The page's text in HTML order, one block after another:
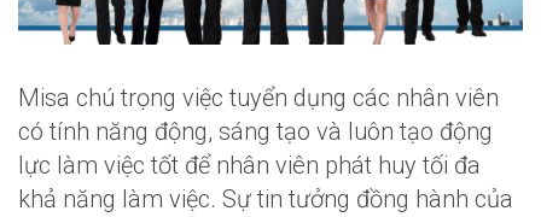
Misa chú trọng việc tuyển dụng các nhân viên
có tính năng động, sáng tạo và luôn tạo động
lực làm việc tốt để nhân viên phát huy tối đa
khả năng làm việc. Sự tin tưởng đồng hành của